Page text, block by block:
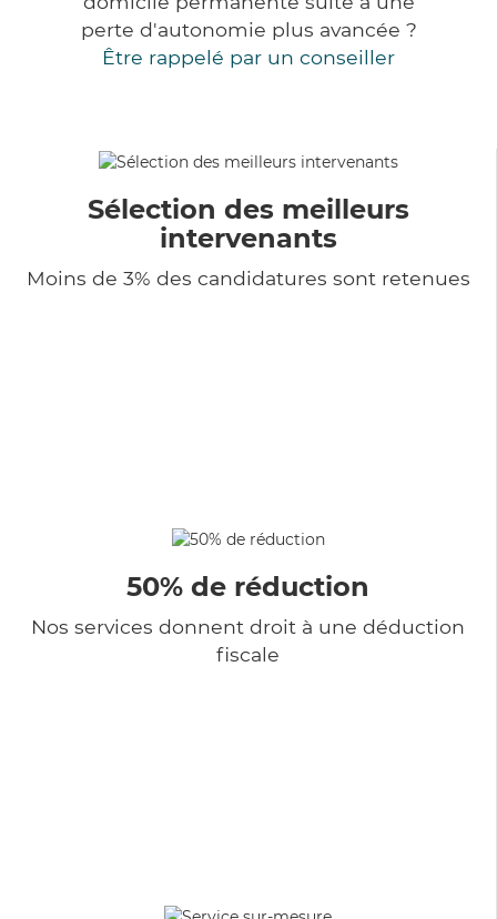
perte d'autonomie plus avancée ?
Être rappelé par un conseiller
Sélection des meilleurs
intervenants
Moins de 3% des candidatures sont retenues
50% de réduction
Nos services donnent droit à une déduction
fiscale